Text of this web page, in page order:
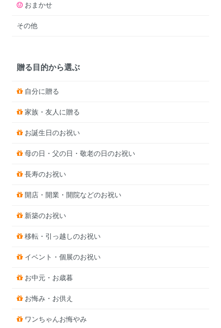
おまかせ
その他
贈る目的から選ぶ
自分に贈る
家族・友人に贈る
お誕生日のお祝い
母の日・父の日・敬老の日のお祝い
長寿のお祝い
開店・開業・開院などのお祝い
新築のお祝い
移転・引っ越しのお祝い
イベント・個展のお祝い
お中元・お歳暮
お悔み・お供え
ワンちゃんお悔やみ